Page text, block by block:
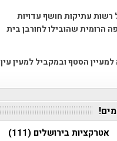
עתיקות חושף עדויות
הרומית שהובילו לחורבן בית
הסטף ובמקביל למעין עין
אטרקציות בירושלים (111)